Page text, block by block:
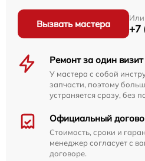
Вызвать мастера
Или
+7
Ремонт за один визит
У мастера с собой
запчасти, поэтому
устраняется сразу, без
Официальный
Стоимость, сроки и
менеджер согласует с
договоре.